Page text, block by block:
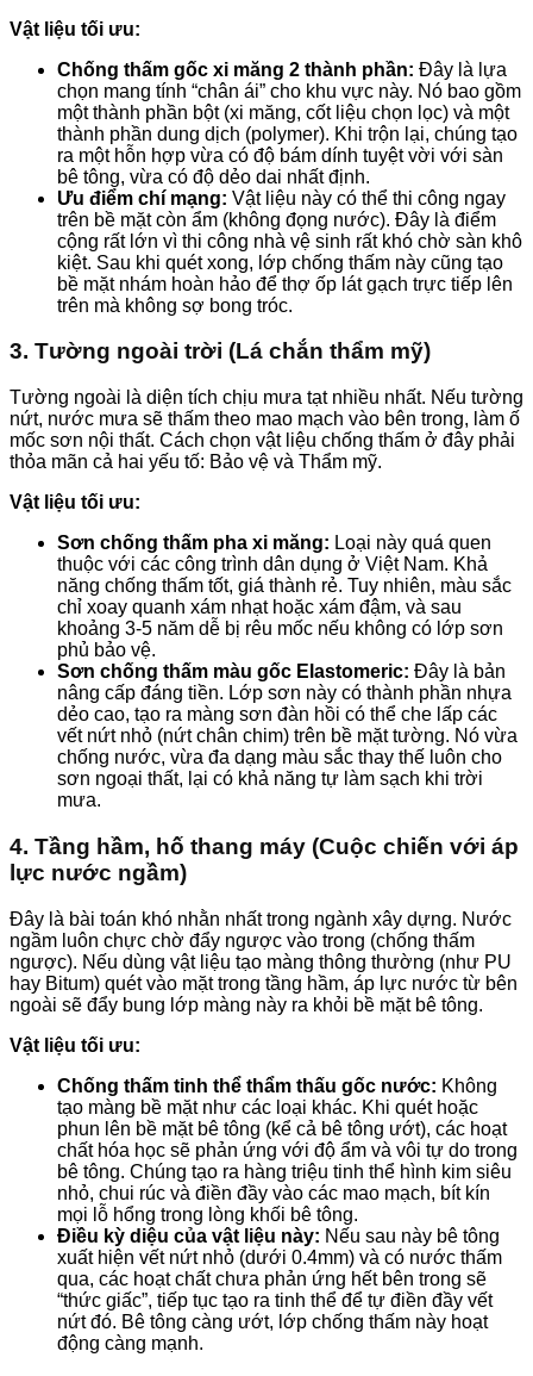
Vật liệu tối ưu:
Chống thấm gốc xi măng 2 thành phần: Đây là lựa
chọn mang tính “chân ái” cho khu vực này. Nó bao gồm
một thành phần bột (xi măng, cốt liệu chọn lọc) và một
thành phần dung dịch (polymer). Khi trộn lại, chúng tạo
ra một hỗn hợp vừa có độ bám dính tuyệt vời với sàn
bê tông, vừa có độ dẻo dai nhất định.
Ưu điểm chí mạng: Vật liệu này có thể thi công ngay
trên bề mặt còn ẩm (không đọng nước). Đây là điểm
cộng rất lớn vì thi công nhà vệ sinh rất khó chờ sàn khô
kiệt. Sau khi quét xong, lớp chống thấm này cũng tạo
bề mặt nhám hoàn hảo để thợ ốp lát gạch trực tiếp lên
trên mà không sợ bong tróc.
3. Tường ngoài trời (Lá chắn thẩm mỹ)
Tường ngoài là diện tích chịu mưa tạt nhiều nhất. Nếu tường
nứt, nước mưa sẽ thấm theo mao mạch vào bên trong, làm ố
mốc sơn nội thất. Cách chọn vật liệu chống thấm ở đây phải
thỏa mãn cả hai yếu tố: Bảo vệ và Thẩm mỹ.
Vật liệu tối ưu:
Sơn chống thấm pha xi măng: Loại này quá quen
thuộc với các công trình dân dụng ở Việt Nam. Khả
năng chống thấm tốt, giá thành rẻ. Tuy nhiên, màu sắc
chỉ xoay quanh xám nhạt hoặc xám đậm, và sau
khoảng 3-5 năm dễ bị rêu mốc nếu không có lớp sơn
phủ bảo vệ.
Sơn chống thấm màu gốc Elastomeric: Đây là bản
nâng cấp đáng tiền. Lớp sơn này có thành phần nhựa
dẻo cao, tạo ra màng sơn đàn hồi có thể che lấp các
vết nứt nhỏ (nứt chân chim) trên bề mặt tường. Nó vừa
chống nước, vừa đa dạng màu sắc thay thế luôn cho
sơn ngoại thất, lại có khả năng tự làm sạch khi trời
mưa.
4. Tầng hầm, hố thang máy (Cuộc chiến với áp
lực nước ngầm)
Đây là bài toán khó nhằn nhất trong ngành xây dựng. Nước
ngầm luôn chực chờ đẩy ngược vào trong (chống thấm
ngược). Nếu dùng vật liệu tạo màng thông thường (như PU
hay Bitum) quét vào mặt trong tầng hầm, áp lực nước từ bên
ngoài sẽ đẩy bung lớp màng này ra khỏi bề mặt bê tông.
Vật liệu tối ưu:
Chống thấm tinh thể thẩm thấu gốc nước: Không
tạo màng bề mặt như các loại khác. Khi quét hoặc
phun lên bề mặt bê tông (kể cả bê tông ướt), các hoạt
chất hóa học sẽ phản ứng với độ ẩm và vôi tự do trong
bê tông. Chúng tạo ra hàng triệu tinh thể hình kim siêu
nhỏ, chui rúc và điền đầy vào các mao mạch, bít kín
mọi lỗ hổng trong lòng khối bê tông.
Điều kỳ diệu của vật liệu này: Nếu sau này bê tông
xuất hiện vết nứt nhỏ (dưới 0.4mm) và có nước thấm
qua, các hoạt chất chưa phản ứng hết bên trong sẽ
“thức giấc”, tiếp tục tạo ra tinh thể để tự điền đầy vết
nứt đó. Bê tông càng ướt, lớp chống thấm này hoạt
động càng mạnh.